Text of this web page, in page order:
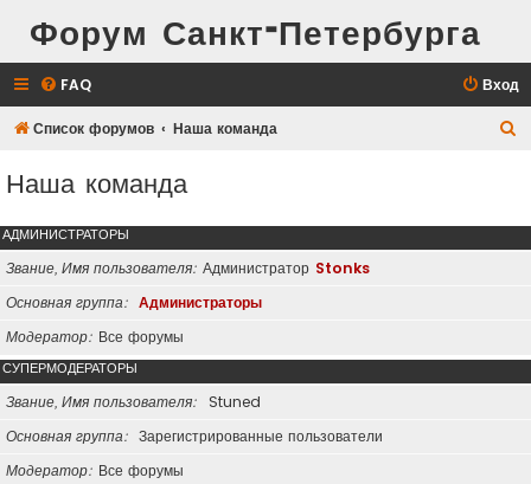
Форум Санкт-Петербурга
FAQ Вход
Список форумов Наша команда
к
Наша команда
АДМИНИСТРАТОРЫ
Звание, Имя пользователя Администратор Stonks
Основная группа
Администраторы
Модератор Все форумы
СУПЕРМОДЕРАТОРЫ
Звание, Имя пользователя
Stuned
Основная группа
Зарегистрированные пользователи
Модератор Все форумы